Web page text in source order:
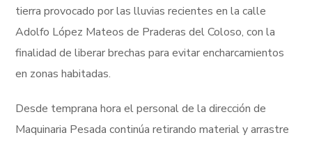
tierra provocado por las lluvias recientes en la calle
Adolfo López Mateos de Praderas del Coloso, con la
finalidad de liberar brechas para evitar encharcamientos
en zonas habitadas.
Desde temprana hora el personal de la dirección de
Maquinaria Pesada continúa retirando material y arrastre